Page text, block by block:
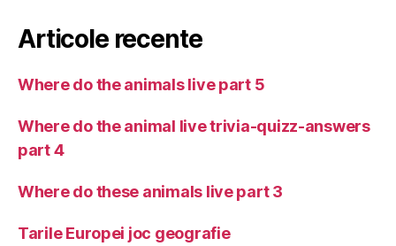
Articole recente
Where do the animals live part 5
Where do the animal live trivia-quizz-answers
part 4
Where do these animals live part 3
Tarile Europei joc geografie